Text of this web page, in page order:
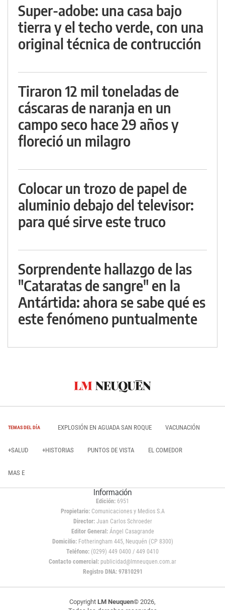
Super-adobe: una casa bajo
tierra y el techo verde, con una
original técnica de contrucción
Tiraron 12 mil toneladas de
cáscaras de naranja en un
campo seco hace 29 años y
floreció un milagro
Colocar un trozo de papel de
aluminio debajo del televisor:
para qué sirve este truco
Sorprendente hallazgo de las
"Cataratas de sangre" en la
Antártida: ahora se sabe qué es
este fenómeno puntualmente
TEMAS DEL DÍA EXPLOSIÓN EN AGUADA SAN ROQUE VACUNACIÓN
+SALUD +HISTORIAS PUNTOS DE VISTA EL COMEDOR
MAS E
Información
Edición: 6951
Propietario:Comunicaciones y Medios S.A
Director: Juan Carlos Schroeder
Editor General:Ángel Casagrande
Domicilio:Fotheringham 445, Neuquén (CP 8300)
Teléfono: (0299) 449 0400 / 449 0410
Contacto comercial: publicidad@lmneuquen.com.ar
Registro DNA: 97810291
Copyright LM Neuquen© 2026,